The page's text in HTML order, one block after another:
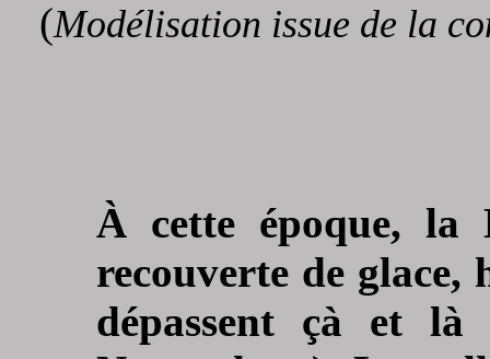
(Modélisation issue de la
À cette époque, la
recouverte de glace,
dépassent çà et